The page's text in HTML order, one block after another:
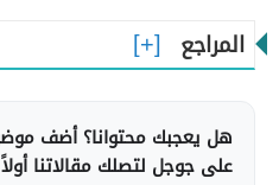
المراجع
هل يعجبك محتوانا؟ أضف
على جوجل لتصلك مقالاتنا